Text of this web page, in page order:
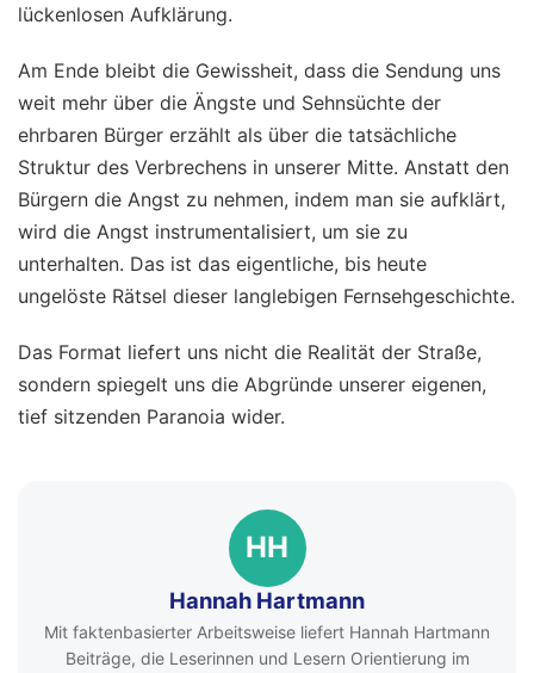
lückenlosen Aufklärung.
Am Ende bleibt die Gewissheit, dass die Sendung uns
weit mehr über die Ängste und Sehnsüchte der
ehrbaren Bürger erzählt als über die tatsächliche
Struktur des Verbrechens in unserer Mitte. Anstatt den
Bürgern die Angst zu nehmen, indem man sie aufklärt,
wird die Angst instrumentalisiert, um sie zu
unterhalten. Das ist das eigentliche, bis heute
ungelöste Rätsel dieser langlebigen Fernsehgeschichte.
Das Format liefert uns nicht die Realität der Straße,
sondern spiegelt uns die Abgründe unserer eigenen,
tief sitzenden Paranoia wider.
HH
Hannah Hartmann
Mit faktenbasierter Arbeitsweise liefert Hannah Hartmann
Beiträge, die Leserinnen und Lesern Orientierung im